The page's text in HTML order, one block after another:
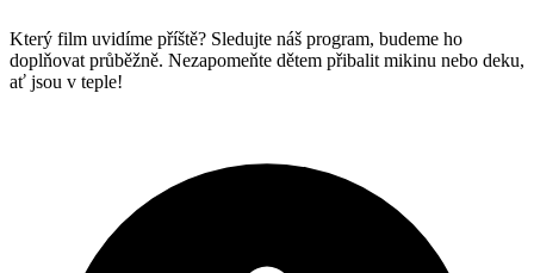
Který film uvidíme příště? Sledujte náš program, budeme ho
doplňovat průběžně. Nezapomeňte dětem přibalit mikinu nebo deku,
ať jsou v teple!